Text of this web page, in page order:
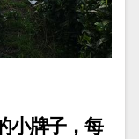
小牌子，每